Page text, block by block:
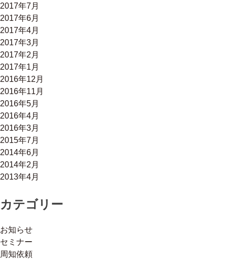
2017年7月
2017年6月
2017年4月
2017年3月
2017年2月
2017年1月
2016年12月
2016年11月
2016年5月
2016年4月
2016年3月
2015年7月
2014年6月
2014年2月
2013年4月
カテゴリー
お知らせ
セミナー
周知依頼